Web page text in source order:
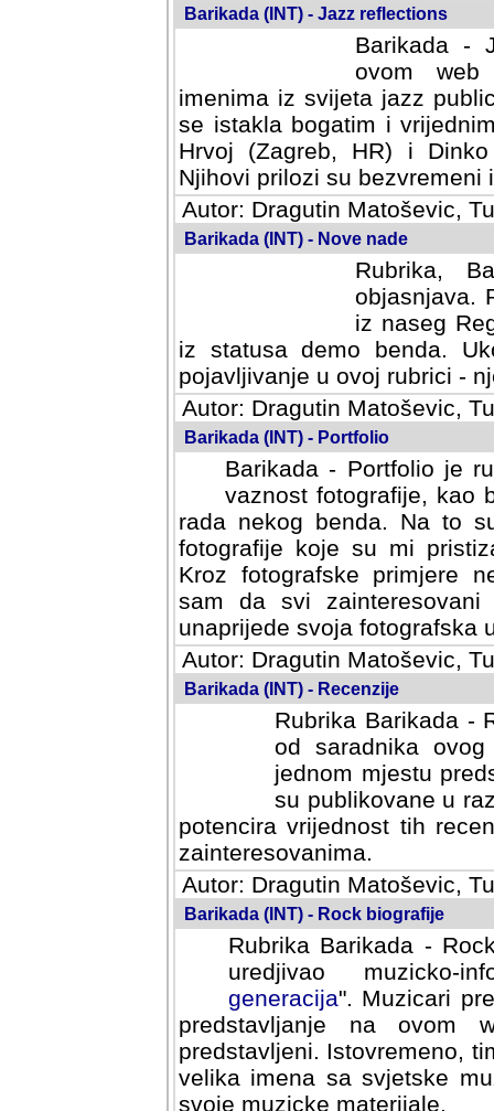
Barikada (INT) - Jazz reflections
Barikada -
ovom web
imenima iz svijeta jazz
se istakla bogatim i
Hrvoj (Zagreb, HR) i
Njihovi prilozi su bezvremeni
Autor: Dragutin Matoševic,
Barikada (INT) - Nove nade
Rubrika,
objasnjava.
iz naseg
iz statusa demo benda.
pojavljivanje u ovoj rubrici -
Autor: Dragutin Matoševic,
Barikada (INT) - Portfolio
Barikada - Portfolio je
vaznost fotografije, kao
rada nekog benda. Na to
fotografije koje su mi
fotografske primjere
svi zainteresovani
svoja fotografska umijeca.
Autor: Dragutin Matoševic,
Barikada (INT) - Recenzije
Rubrika Barikada -
od saradnika
jednom mjestu
su publikovane u
potencira vrijednost tih
zainteresovanima.
Autor: Dragutin Matoševic,
Barikada (INT) - Rock biografije
Rubrika Barikada -
uredjivao muzicko-
Muzicari predstavljeni u
na ovom web portalu
Istovremeno, tim nacinom
sa svjetske muzicke scene
materijale.